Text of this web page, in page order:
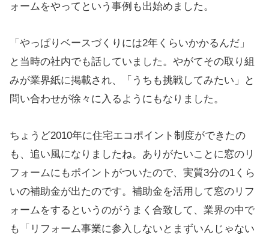
ォームをやってという事例も出始めました。
「やっぱりベースづくりには2年くらいかかるんだ」
と当時の社内でも話していました。やがてその取り組
みが業界紙に掲載され、「うちも挑戦してみたい」と
問い合わせが徐々に入るようにもなりました。
ちょうど2010年に住宅エコポイント制度ができたの
も、追い風になりましたね。ありがたいことに窓のリ
フォームにもポイントがついたので、実質3分の1くら
いの補助金が出たのです。補助金を活用して窓のリフ
ォームをするというのがうまく合致して、業界の中で
も「リフォーム事業に参入しないとまずいんじゃない